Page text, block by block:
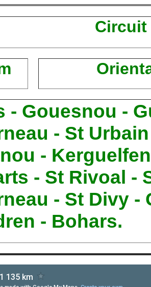
Circuit
- Gouesnou -
- St
-
- St Rivoal -
- St Divy -
- Bohars.